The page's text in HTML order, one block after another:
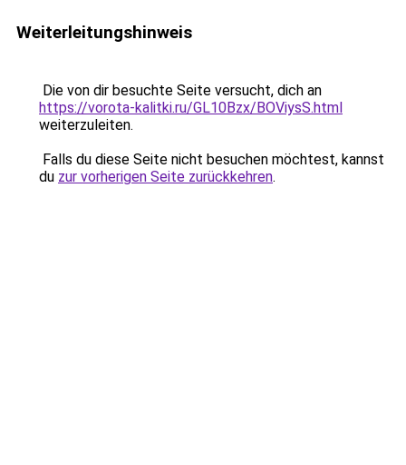
Weiterleitungshinweis
Die von dir besuchte Seite versucht, dich an
https://vorota-kalitki.ru/GL10Bzx/BOViysS.html
weiterzuleiten.
Falls du diese Seite nicht besuchen möchtest, kannst
du zur vorherigen Seite zurückkehren.